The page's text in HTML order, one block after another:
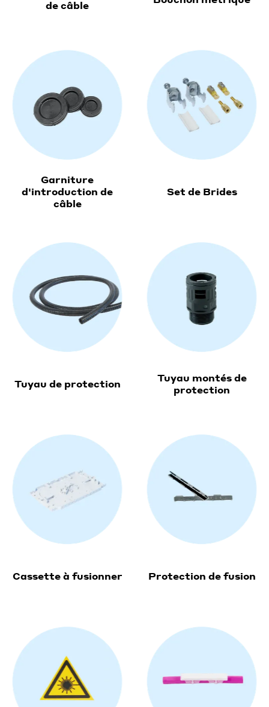
de câble
Garniture
d'introduction de
câble
Set de Brides
Tuyau de protection
Tuyau montés de
protection
Cassette à fusionner Protection de fusion